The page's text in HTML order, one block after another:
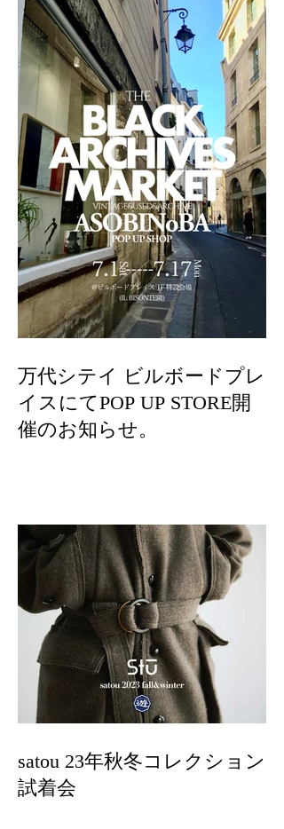
万代シテイ ビルボードプレ
イスにてPOP UP STORE開
催のお知らせ。
satou 23年秋冬コレクション
試着会